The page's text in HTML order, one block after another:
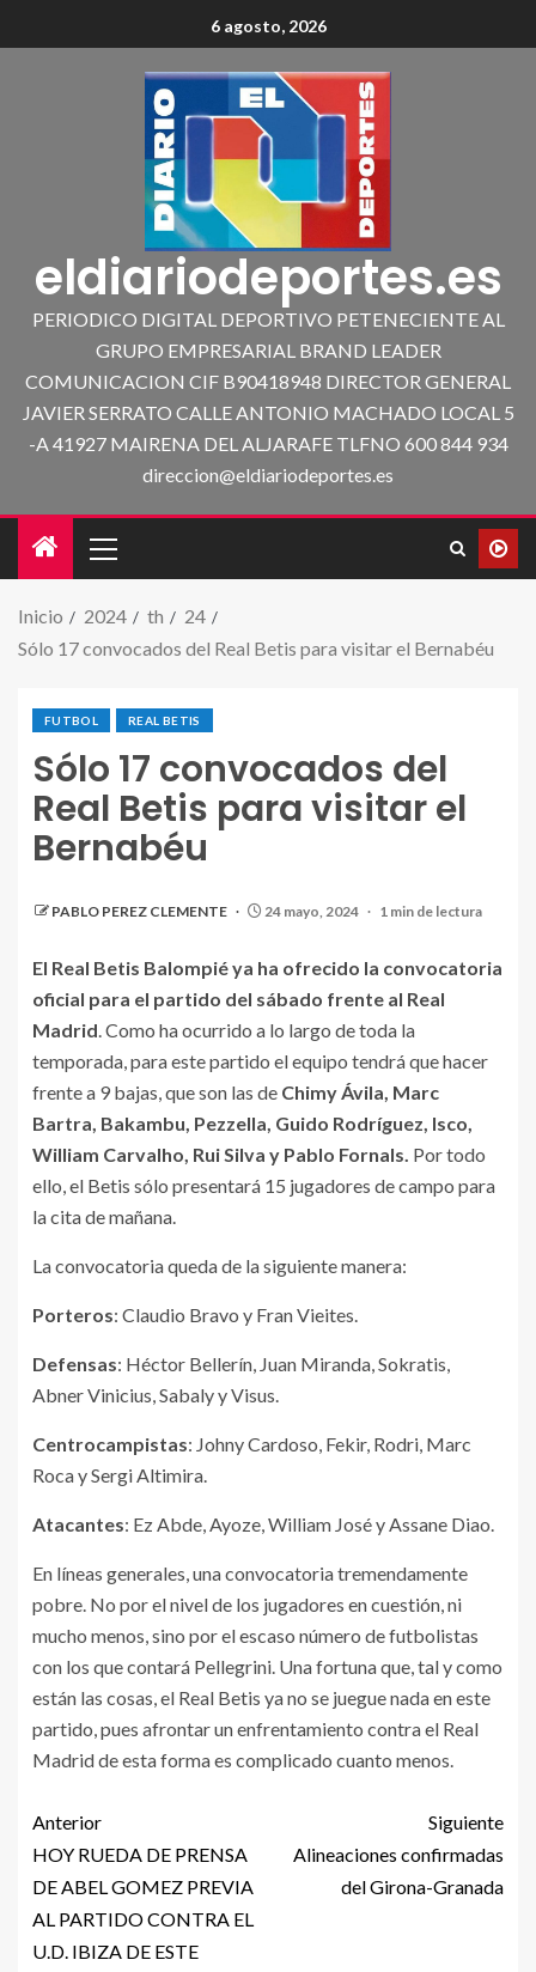
6 agosto, 2026
eldiariodeportes.es
PERIODICO DIGITAL DEPORTIVO PETENECIENTE AL
GRUPO EMPRESARIAL BRAND LEADER
COMUNICACION CIF B90418948 DIRECTOR GENERAL
JAVIER SERRATO CALLE ANTONIO MACHADO LOCAL 5
-A 41927 MAIRENA DEL ALJARAFE TLFNO 600 844 934
direccion@eldiariodeportes.es
Inicio 2024 th
24
Sólo 17 convocados del Real Betis para visitar el Bernabéu
FUTBOL REAL BETIS
Sólo 17 convocados del
Real Betis para visitar el
Bernabéu
PABLO PEREZ CLEMENTE 24 mayo, 2024 1 min de lectura
El Real Betis Balompié ya ha ofrecido la convocatoria
oficial para el partido del sábado frente al Real
Madrid. Como ha ocurrido a lo largo de toda la
temporada, para este partido el equipo tendrá que hacer
frente a 9 bajas, que son las de Chimy Ávila, Marc
Bartra, Bakambu, Pezzella, Guido Rodríguez, Isco,
William Carvalho, Rui Silva y Pablo Fornals. Por todo
ello, el Betis sólo presentará 15 jugadores de campo para
la cita de mañana.
La convocatoria queda de la siguiente manera:
Porteros: Claudio Bravo y Fran Vieites.
Defensas: Héctor Bellerín, Juan Miranda, Sokratis,
Abner Vinicius, Sabaly y Visus.
Centrocampistas: Johny Cardoso, Fekir, Rodri, Marc
Roca y Sergi Altimira.
Atacantes: Ez Abde, Ayoze, William José y Assane Diao.
En líneas generales, una convocatoria tremendamente
pobre. No por el nivel de los jugadores en cuestión, ni
mucho menos, sino por el escaso número de futbolistas
con los que contará Pellegrini. Una fortuna que, tal y como
están las cosas, el Real Betis ya no se juegue nada en este
partido, pues afrontar un enfrentamiento contra el Real
Madrid de esta forma es complicado cuanto menos.
Anterior
HOY RUEDA DE PRENSA
DE ABEL GOMEZ PREVIA
AL PARTIDO CONTRA EL
U.D. IBIZA DE ESTE
Siguiente
Alineaciones confirmadas
del Girona-Granada